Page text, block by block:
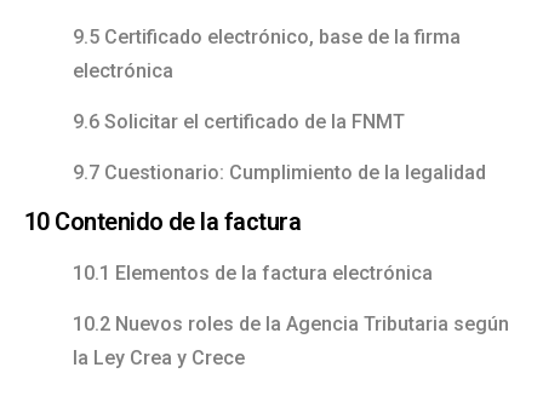
9.5 Certificado electrónico, base de la firma
electrónica
9.6 Solicitar el certificado de la FNMT
9.7 Cuestionario: Cumplimiento de la legalidad
10 Contenido de la factura
10.1 Elementos de la factura electrónica
10.2 Nuevos roles de la Agencia Tributaria según
la Ley Crea y Crece